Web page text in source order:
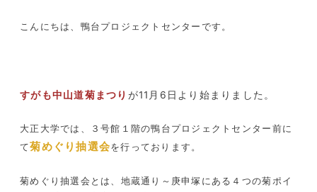
こんにちは、鴨台プロジェクトセンターです。
すがも中山道菊まつり が11月6日より始まりました。
大正大学では、３号館１階の鴨台プロジェクトセンター前に
て菊めぐり抽選会を行っております。
菊めぐり抽選会とは、地蔵通り～庚申塚にある４つの菊ポイ